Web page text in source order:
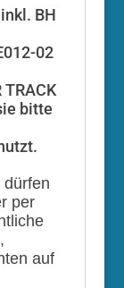
BH
02
TRACK
bitte
dürfen
per
auf